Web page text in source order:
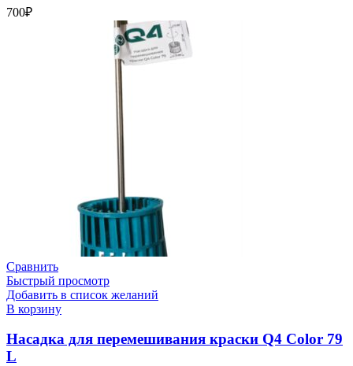
700₽
Сравнить
Быстрый просмотр
Добавить в список желаний
В корзину
Насадка для перемешивания краски Q4 Color 79
L